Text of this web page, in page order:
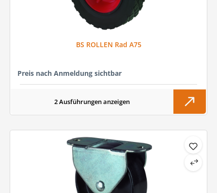
BS ROLLEN Rad A75
Preis nach Anmeldung sichtbar
2 Ausführungen anzeigen